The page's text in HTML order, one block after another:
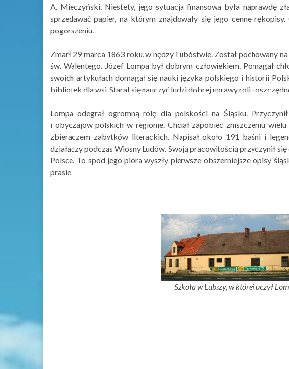
A. Mieczyński. Niestety, jego sytuacja finansowa była naprawdę
sprzedawać papier, na którym znajdowały się jego cenne
pogorszeniu.
Zmarł 29 marca 1863 roku, w nędzy i ubóstwie. Został pochowany
św. Walentego. Józef Lompa był dobrym człowiekiem. Pomagał
swoich artykułach domagał się nauki języka polskiego i historii
bibliotek dla wsi. Starał się nauczyć ludzi dobrej uprawy roli i
Lompa odegrał ogromną rolę dla polskości na Śląsku.
i obyczajów polskich w regionie. Chciał zapobiec zniszczeniu
zbieraczem zabytków literackich. Napisał około 191 baśni i
działaczy podczas Wiosny Ludów. Swoją pracowitością przyczynił
Polsce. To spod jego pióra wyszły pierwsze obszerniejsze opisy
prasie.
Szkoła w Lubszy, w której uczył